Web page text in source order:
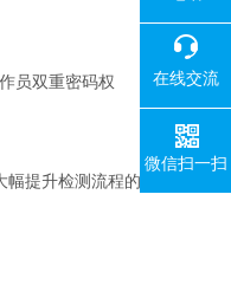
员双重密码权
幅提升检测流程的
在线交流
微信扫一扫